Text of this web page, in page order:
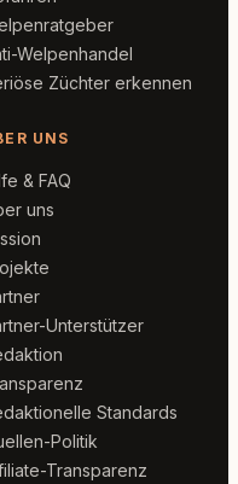
Welpenhandel
Züchter erkennen
UNS
& FAQ
uns
Unterstützer
Standards
Politik
Transparenz